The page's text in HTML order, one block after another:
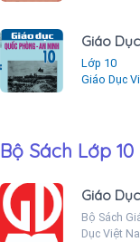
Giáo
Lớp 10
Giáo Dục
Bộ Sách Lớp 10
Giáo
Bộ Sách
Dục Việt